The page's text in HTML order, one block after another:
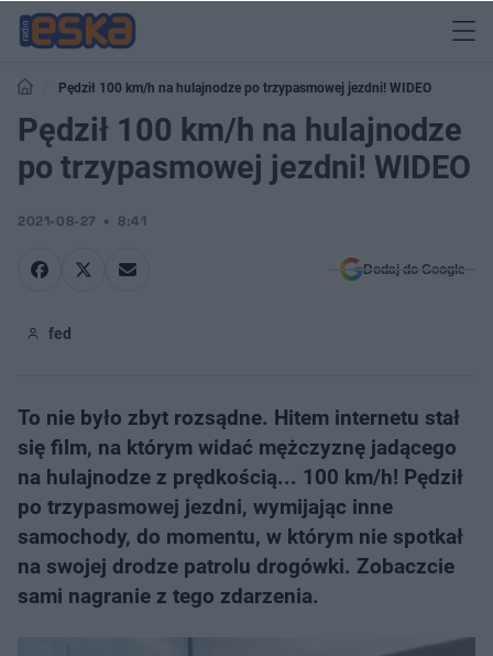
Pędził 100 km/h na hulajnodze po trzypasmowej jezdni! WIDEO
Pędził 100 km/h na hulajnodze
po trzypasmowej jezdni! WIDEO
2021-08-27 8:41
Dodaj do Google
fed
To nie było zbyt rozsądne. Hitem internetu stał
się film, na którym widać mężczyznę jadącego
na hulajnodze z prędkością... 100 km/h! Pędził
po trzypasmowej jezdni, wymijając inne
samochody, do momentu, w którym nie spotkał
na swojej drodze patrolu drogówki. Zobaczcie
sami nagranie z tego zdarzenia.